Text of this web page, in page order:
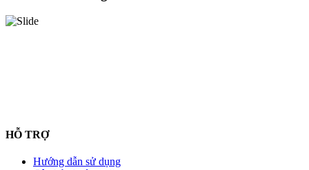
HỖ TRỢ
Hướng dẫn sử dụng